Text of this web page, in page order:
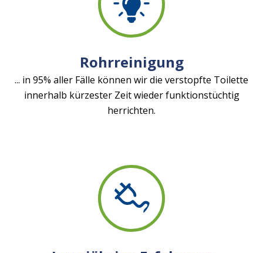
Rohrreinigung
... in 95% aller Fälle können wir die verstopfte Toilette
innerhalb kürzester Zeit wieder funktionstüchtig
herrichten.